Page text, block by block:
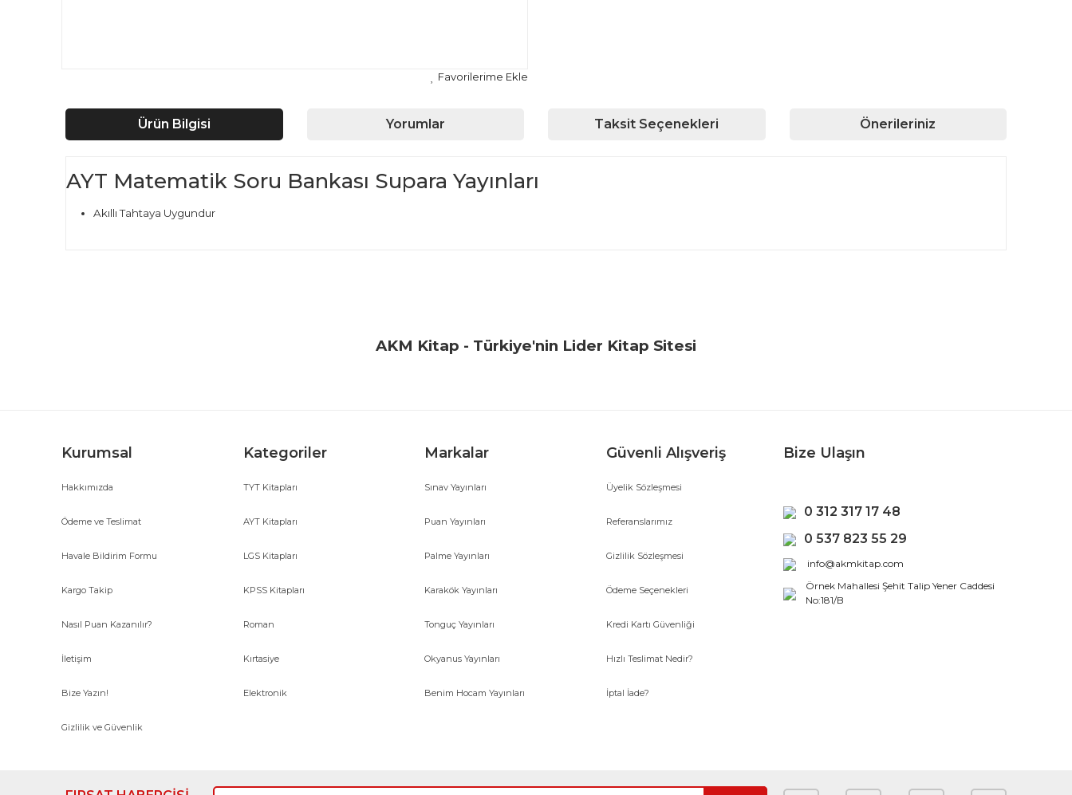
Ürün Bilgisi Yorumlar Taksit Seçenekleri Önerileriniz
AYT Matematik Soru Bankası Supara Yayınları
Akıllı Tahtaya Uygundur
Yorum Yaz
AKM Kitap - Türkiye'nin Lider Kitap Sitesi
Kurumsal
Hakkımızda
Ödeme ve Teslimat
Havale Bildirim Formu
Kargo Takip
Nasıl Puan Kazanılır?
İletişim
Bize Yazın!
Gizlilik ve Güvenlik
Kategoriler
TYT Kitapları
AYT Kitapları
LGS Kitapları
KPSS Kitapları
Roman
Kırtasiye
Elektronik
Markalar
Sınav Yayınları
Puan Yayınları
Palme Yayınları
Karakök Yayınları
Tonguç Yayınları
Okyanus Yayınları
Benim Hocam Yayınları
Güvenli Alışveriş
Üyelik Sözleşmesi
Referanslarımız
Gizlilik Sözleşmesi
Ödeme Seçenekleri
Kredi Kartı Güvenliği
Hızlı Teslimat Nedir?
İptal İade?
Bize Ulaşın
0 312 317 17 48
0 537 823 55 29
info@akmkitap.com
Örnek Mahallesi Şehit Talip Yener Caddesi
No:181/B